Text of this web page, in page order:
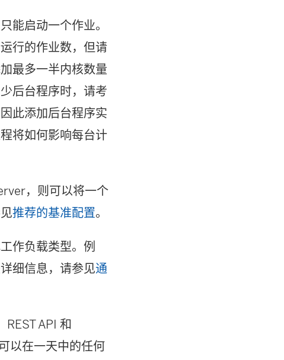
能启动一个作业。
行的作业数，但请
最多一半内核数量
后台程序时，请考
此添加后台程序实
将如何影响每台计
，则可以将一个
推荐的基准配置。
作负载类型。例
细信息，请参见通
API 和
以在一天中的任何